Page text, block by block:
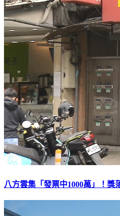
八方雲集「發票中1000萬」！